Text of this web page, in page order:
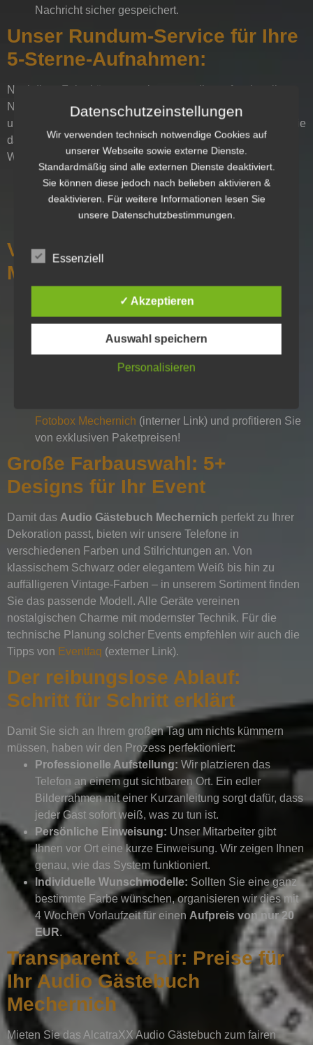
Nachricht sicher gespeichert.
Unser Rundum-Service für Ihre
5-Sterne-Aufnahmen:
Nach Ihrer Feier kümmern wir uns um die professionelle
Nachbereitung. Wir fügen alle Grußnachrichten zusammen
und stellen Ihnen diese gesammelt zur Verfügung. Wenn Sie
das
Audio Gästebuch Mechernichmieten, haben Sie die
Wahl:
USB-Stick:Als physisches Andenken direkt in Ihren
Händen.
Vorteile bei AlcatraXX in
Mechernich:
Persönliche Bandansage:Wir spielen vorab Ihre
eigene Begrüßung auf das Telefon auf.
Regionale Nähe:Keine hohen Versandkosten – wir
liefern im Umkreis von35 km um Mechernich
Fotobox Mechernich (interner Link) und profitieren Sie
von exklusiven Paketpreisen!
Große Farbauswahl: 5+
Designs für Ihr Event
Damit das Audio Gästebuch Mechernich perfekt zu Ihrer
Dekoration passt, bieten wir unsere Telefone in
verschiedenen Farben und Stilrichtungen an. Von
klassischem Schwarz oder elegantem Weiß bis hin zu
auffälligeren Vintage-Farben – in unserem Sortiment finden
Sie das passende Modell. Alle Geräte vereinen
nostalgischen Charme mit modernster Technik. Für die
technische Planung solcher Events empfehlen wir auch die
Tipps von Eventfaq (externer Link).
Der reibungslose Ablauf:
Schritt für Schritt erklärt
Damit Sie sich an Ihrem großen Tag um nichts kümmern
müssen, haben wir den Prozess perfektioniert:
Professionelle Aufstellung: Wir platzieren das
Telefon an einem gut sichtbaren Ort. Ein edler
Bilderrahmen mit einer Kurzanleitung sorgt dafür, dass
jeder Gast sofort weiß, was zu tun ist.
Persönliche Einweisung: Unser Mitarbeiter gibt
Ihnen vor Ort eine kurze Einweisung. Wir zeigen Ihnen
genau, wie das System funktioniert.
Individuelle Wunschmodelle: Sollten Sie eine ganz
bestimmte Farbe wünschen, organisieren wir dies mit
4 Wochen Vorlaufzeit für einen Aufpreis von nur 20
EUR.
Transparent & Fair: Preise für
Ihr Audio Gästebuch
Mechernich
Mieten Sie das AlcatraXX Audio Gästebuch zum fairen
Datenschutzeinstellungen
Wir verwenden technisch notwendige Cookies auf
unserer Webseite sowie externe Dienste.
Standardmäßig sind alle externen Dienste deaktiviert.
Sie können diese jedoch nach belieben aktivieren &
deaktivieren. Für weitere Informationen lesen Sie
unsere Datenschutzbestimmungen.
Essenziell
✓ Akzeptieren
Auswahl speichern
Personalisieren